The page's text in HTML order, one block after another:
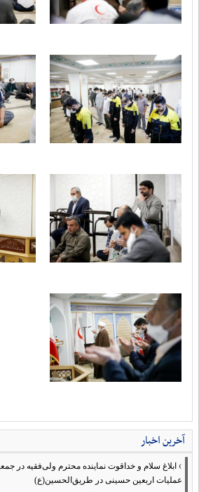
آخرین اخبار
› ابلاغ سلام و خداقوت نماینده محترم ولی‌فقیه در
عملیات اربعین حسینی در طریق‌الحسین(ع)